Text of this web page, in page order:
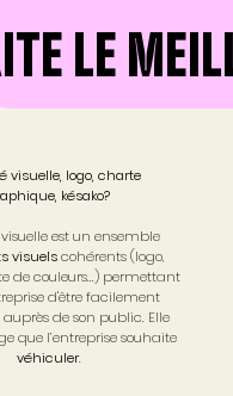
LE
visuelle, logo, charte
késako?
visuelle est un ensemble
visuelscohérents (logo,
de couleurs...) permettant
d'être facilement
auprès de son public. Elle
que l’entreprise souhaite
véhiculer.